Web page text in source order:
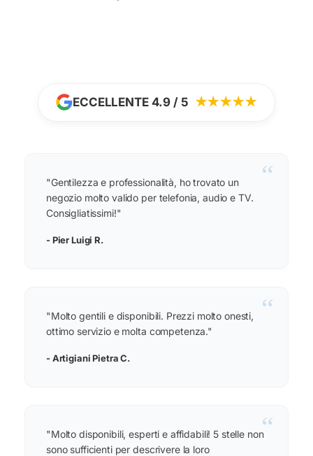
ECCELLENTE 4.9 / 5 ★★★★★
“
"Gentilezza e professionalità, ho trovato un
negozio molto valido per telefonia, audio e TV.
Consigliatissimi!"
- Pier Luigi R.
“
"Molto gentili e disponibili. Prezzi molto onesti,
ottimo servizio e molta competenza."
- Artigiani Pietra C.
“
"Molto disponibili, esperti e affidabili! 5 stelle non
sono sufficienti per descrivere la loro